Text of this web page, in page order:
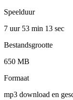
Speelduur
7 uur 53 min 13 sec
Bestandsgrootte
650 MB
Formaat
mp3 download en